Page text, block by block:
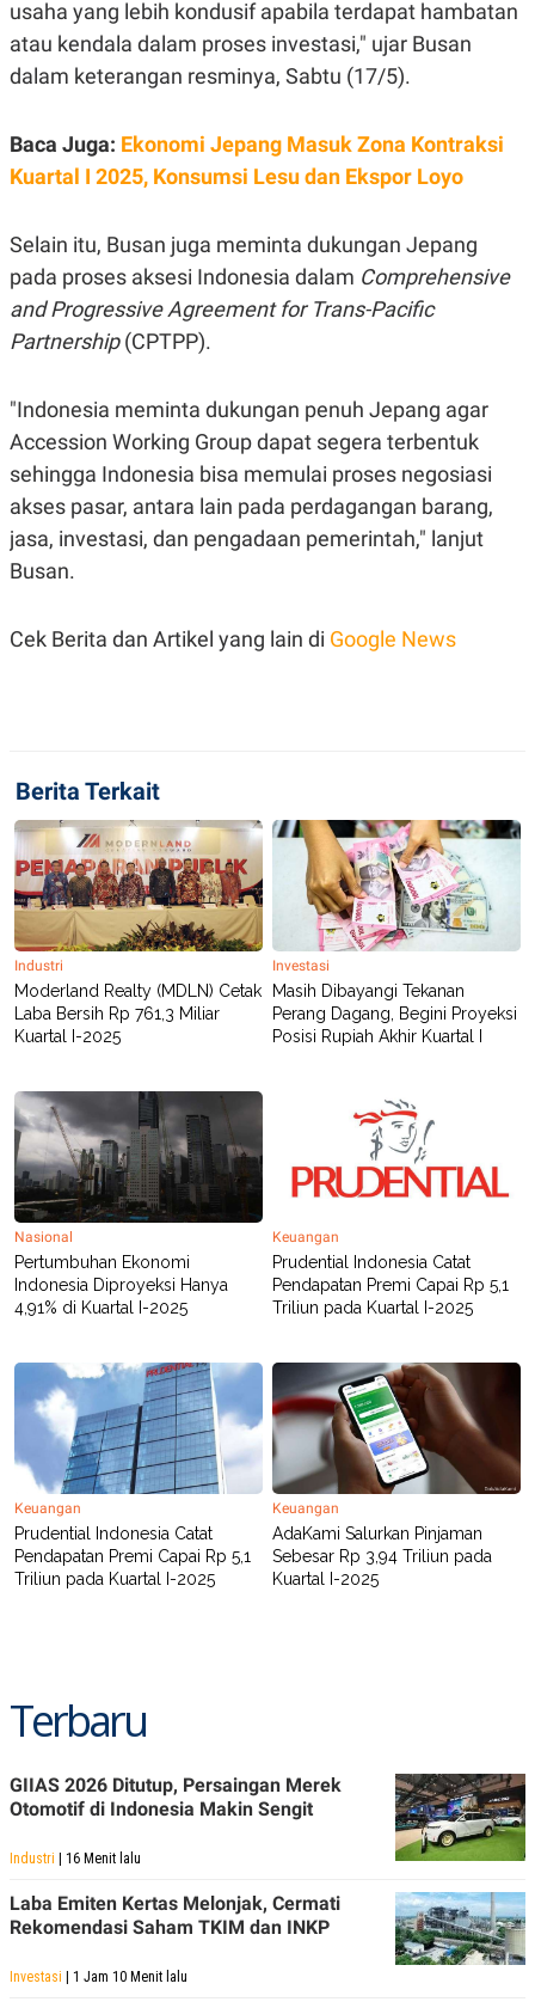
S
A
T
A
A
G
E
S
K
O
N
N
V
L
I
P
S
JARINGAN
K
N
T
A
N
C
D
Y
P
E
S
S
R
E
L
A
.
G
A
N
A
N
C
E
T
A
K
J
A
E
M
I
T
E
N
E
P
A
P
A
D
V
E
I
S
N
G
K
G
M
E
D
I
A
I
SITEMAPPROFILETERM
OF
PEDOMAN
PEMBERITAAN
SIBER
usaha yang lebih kondusif apabila terdapat hambatan
atau kendala dalam proses investasi," ujar Busan
dalam keterangan resminya, Sabtu (17/5).
Baca Juga: Ekonomi Jepang Masuk Zona Kontraksi
Kuartal I 2025, Konsumsi Lesu dan Ekspor Loyo
Selain itu, Busan juga meminta dukungan Jepang
pada proses aksesi Indonesia dalam Comprehensive
and Progressive Agreement for Trans-Pacific
Partnership(CPTPP).
"Indonesia meminta dukungan penuh Jepang agar
Accession Working Group dapat segera terbentuk
sehingga Indonesia bisa memulai proses negosiasi
akses pasar, antara lain pada perdagangan barang,
jasa, investasi, dan pengadaan pemerintah," lanjut
Busan.
Cek Berita dan Artikel yang lain di Google News
Berita Terkait
Industri
Moderland Realty (MDLN) Cetak
Laba Bersih Rp 761,3 Miliar
Kuartal I-2025
Investasi
Masih Dibayangi Tekanan
Perang Dagang, Begini Proyeksi
Posisi Rupiah Akhir Kuartal I
Nasional
Pertumbuhan Ekonomi
Indonesia Diproyeksi Hanya
4,91% di Kuartal I-2025
Keuangan
Prudential Indonesia Catat
Pendapatan Premi Capai Rp 5,1
Triliun pada Kuartal I-2025
Keuangan
Prudential Indonesia Catat
Pendapatan Premi Capai Rp 5,1
Triliun pada Kuartal I-2025
Keuangan
AdaKami Salurkan Pinjaman
Sebesar Rp 3,94 Triliun pada
Kuartal I-2025
Terbaru
GIIAS 2026 Ditutup, Persaingan Merek
Otomotif di Indonesia Makin Sengit
Industri | 16 Menit lalu
Laba Emiten Kertas Melonjak, Cermati
Rekomendasi Saham TKIM dan INKP
Investasi | 1 Jam 10 Menit lalu